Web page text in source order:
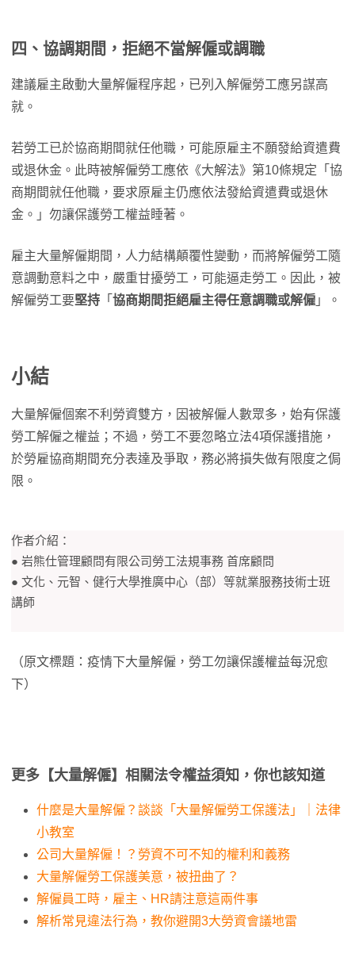
四、協調期間，拒絕不當解僱或調職
建議雇主啟動大量解僱程序起，已列入解僱勞工應另謀高
就。
若勞工已於協商期間就任他職，可能原雇主不願發給資遣費
或退休金。此時被解僱勞工應依《大解法》第10條規定「協
商期間就任他職，要求原雇主仍應依法發給資遣費或退休
金。」勿讓保護勞工權益睡著。
雇主大量解僱期間，人力結構顛覆性變動，而將解僱勞工隨
意調動意料之中，嚴重甘擾勞工，可能逼走勞工。因此，被
解僱勞工要堅持 「 協商期間拒絕雇主得任意調職或解僱 」。
小結
大量解僱個案不利勞資雙方，因被解僱人數眾多，始有保護
勞工解僱之權益；不過，勞工不要忽略立法4項保護措施，
於勞雇協商期間充分表達及爭取，務必將損失做有限度之侷
限。
作者介紹：
● 岩熊仕管理顧問有限公司勞工法規事務 首席顧問
● 文化、元智、健行大學推廣中心（部）等就業服務技術士班
講師
（原文標題：疫情下大量解僱，勞工勿讓保護權益每況愈
下）
更多【大量解僱】相關法令權益須知，你也該知道
什麼是大量解僱？談談「大量解僱勞工保護法」｜法律
小教室
公司大量解僱！？勞資不可不知的權利和義務
大量解僱勞工保護美意，被扭曲了？
解僱員工時，雇主、HR請注意這兩件事
解析常見違法行為，教你避開3大勞資會議地雷